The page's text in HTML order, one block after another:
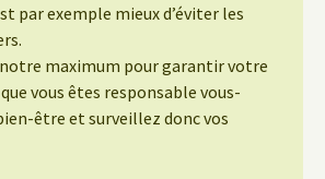
par exemple mieux d’éviter les
maximum pour garantir votre
vous êtes responsable vous-
être et surveillez donc vos